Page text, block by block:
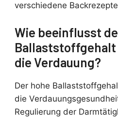
verschiedene
Wie beeinflusst
Ballaststoffgehalt
die Verdauung?
Der hohe
die
Regulierung der